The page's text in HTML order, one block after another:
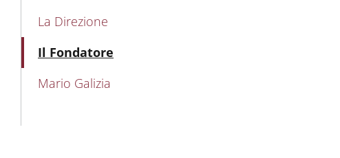
La Direzione
Il Fondatore
Mario Galizia